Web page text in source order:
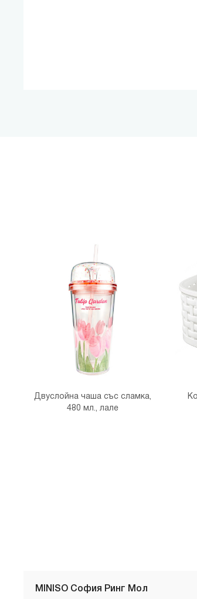
Двуслойна чаша със сламка,
480 мл., лале
MINISO София Ринг Мол